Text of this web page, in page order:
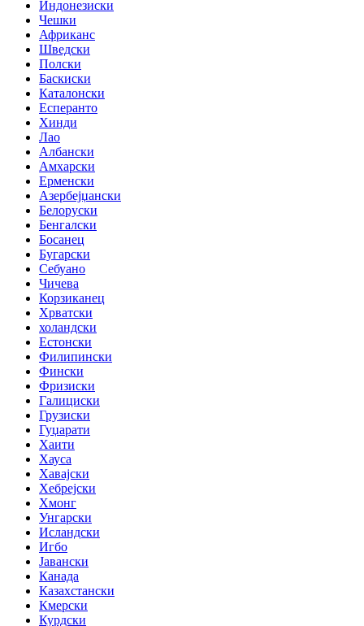
Индонезиски
Чешки
Африканс
Шведски
Полски
Баскиски
Каталонски
Есперанто
Хинди
Лао
Албански
Амхарски
Ерменски
Азербејџански
Белоруски
Бенгалски
Босанец
Бугарски
Себуано
Чичева
Корзиканец
Хрватски
холандски
Естонски
Филипински
Фински
Фризиски
Галициски
Грузиски
Гуџарати
Хаити
Хауса
Хавајски
Хебрејски
Хмонг
Унгарски
Исландски
Игбо
Јавански
Канада
Казахстански
Кмерски
Курдски